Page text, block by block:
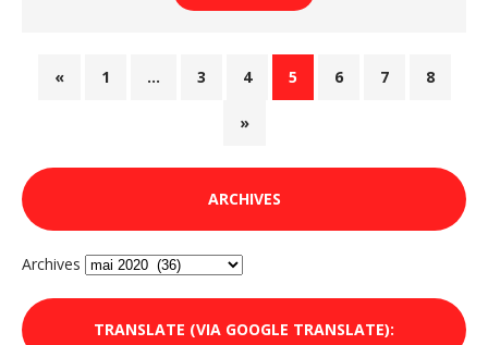
« 1 … 3 4 5 6 7 8
»
ARCHIVES
Archives
TRANSLATE (VIA GOOGLE TRANSLATE):